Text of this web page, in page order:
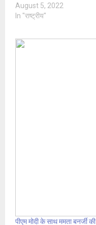
August 5, 2022
In "राष्ट्रीय"
पीएम मोदी के साथ ममता बनर्जी की